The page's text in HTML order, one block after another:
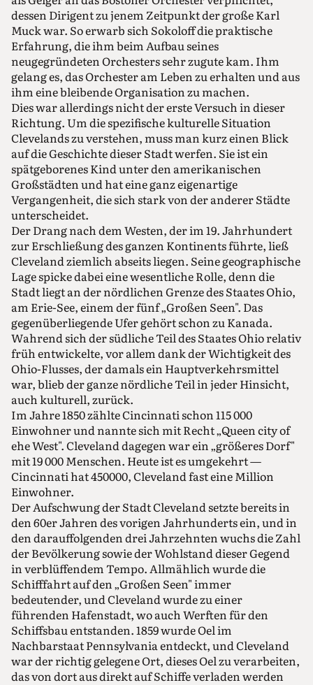
dessen Dirigent zu jenem Zeitpunkt der große Karl
Muck war. So erwarb sich Sokoloff die praktische
Erfahrung, die ihm beim Aufbau seines
neugegründeten Orchesters sehr zugute kam. Ihm
gelang es, das Orchester am Leben zu erhalten und aus
ihm eine bleibende Organisation zu machen.
Dies war allerdings nicht der erste Versuch in dieser
Richtung. Um die spezifische kulturelle Situation
Clevelands zu verstehen, muss man kurz einen Blick
auf die Geschichte dieser Stadt werfen. Sie ist ein
spätgeborenes Kind unter den amerikanischen
Großstädten und hat eine ganz eigenartige
Vergangenheit, die sich stark von der anderer Städte
unterscheidet.
Der Drang nach dem Westen, der im 19. Jahrhundert
zur Erschließung des ganzen Kontinents führte, ließ
Cleveland ziemlich abseits liegen. Seine geographische
Lage spicke dabei eine wesentliche Rolle, denn die
Stadt liegt an der nördlichen Grenze des Staates Ohio,
am Erie-See, einem der fünf „Großen Seen". Das
gegenüberliegende Ufer gehört schon zu Kanada.
Wahrend sich der südliche Teil des Staates Ohio relativ
früh entwickelte, vor allem dank der Wichtigkeit des
Ohio-Flusses, der damals ein Hauptverkehrsmittel
war, blieb der ganze nördliche Teil in jeder Hinsicht,
auch kulturell, zurück.
Im Jahre 1850 zählte Cincinnati schon 115 000
Einwohner und nannte sich mit Recht „Queen city of
ehe West". Cleveland dagegen war ein „größeres Dorf"
mit 19 000 Menschen. Heute ist es umgekehrt —
Cincinnati hat 450000, Cleveland fast eine Million
Einwohner.
Der Aufschwung der Stadt Cleveland setzte bereits in
den 60er Jahren des vorigen Jahrhunderts ein, und in
den darauffolgenden drei Jahrzehnten wuchs die Zahl
der Bevölkerung sowie der Wohlstand dieser Gegend
in verblüffendem Tempo. Allmählich wurde die
Schifffahrt auf den „Großen Seen" immer
bedeutender, und Cleveland wurde zu einer
führenden Hafenstadt, wo auch Werften für den
Schiffsbau entstanden. 1859 wurde Oel im
Nachbarstaat Pennsylvania entdeckt, und Cleveland
war der richtig gelegene Ort, dieses Oel zu verarbeiten,
das von dort aus direkt auf Schiffe verladen werden